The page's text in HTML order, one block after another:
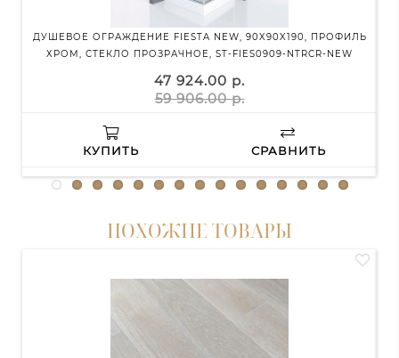
ДУШЕВОЕ ОГРАЖДЕНИЕ FIESTA NEW, 90X90X190, ПРОФИЛЬ
ХРОМ, СТЕКЛО ПРОЗРАЧНОЕ, ST-FIES0909-NTRCR-NEW
47 924.00 р.
59 906.00 р.
КУПИТЬ СРАВНИТЬ
ПОХОЖИЕ ТОВАРЫ